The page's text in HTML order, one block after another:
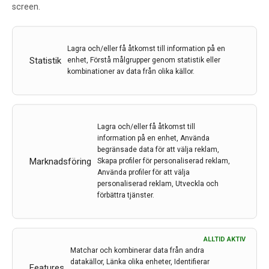
screen.
Statistik
Lagra och/eller få åtkomst till information på en
enhet, Förstå målgrupper genom statistik eller
kombinationer av data från olika källor.
Marknadsföring
Lagra och/eller få åtkomst till
information på en enhet, Använda
begränsade data för att välja reklam,
Skapa profiler för personaliserad reklam,
Använda profiler för att välja
personaliserad reklam, Utveckla och
förbättra tjänster.
ALLTID AKTIV
Matchar och kombinerar data från andra
datakällor, Länka olika enheter, Identifierar
stroke/neurologi på Hallands sjukhus delvis en annan.
Men trots ständiga neddragningar kämpar personalen
oförtrutet på för att kunna ge regionens invånare god
engagerade medarbetare.
LÄS MER...